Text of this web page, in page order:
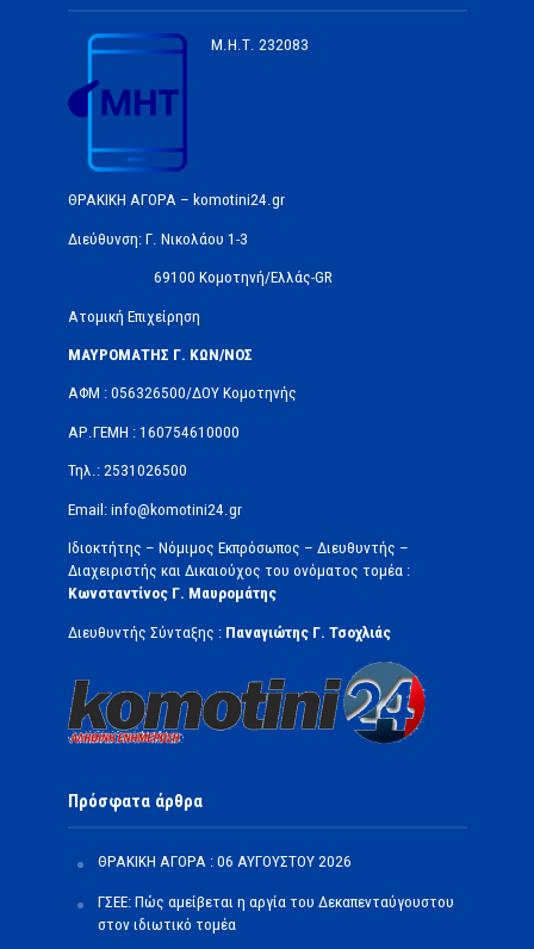
Μ.Η.Τ. 232083
ΘΡΑΚΙΚΗ ΑΓΟΡΑ – komotini24.gr
Διεύθυνση: Γ. Νικολάου 1-3
69100 Κομοτηνή/Ελλάς-GR
Ατομική Επιχείρηση
ΜΑΥΡΟΜΑΤΗΣ Γ. ΚΩΝ/ΝΟΣ
ΑΦΜ : 056326500/ΔOΥ Κομοτηνής
ΑΡ.ΓΕΜΗ : 160754610000
Τηλ.: 2531026500
Email: info@komotini24.gr
Ιδιοκτήτης – Νόμιμος Εκπρόσωπος – Διευθυντής –
Διαχειριστής και Δικαιούχος του ονόματος τομέα :
Κωνσταντίνος Γ. Μαυρομάτης
Διευθυντής Σύνταξης : Παναγιώτης Γ. Τσοχλιάς
Πρόσφατα άρθρα
ΘΡΑΚΙΚΗ ΑΓΟΡΑ : 06 ΑΥΓΟΥΣΤΟΥ 2026
ΓΣΕΕ: Πώς αμείβεται η αργία του Δεκαπενταύγουστου
στον ιδιωτικό τομέα